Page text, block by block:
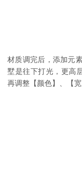
材质调完后，添加元
墅是往下打光，更高
再调整【颜色】、【